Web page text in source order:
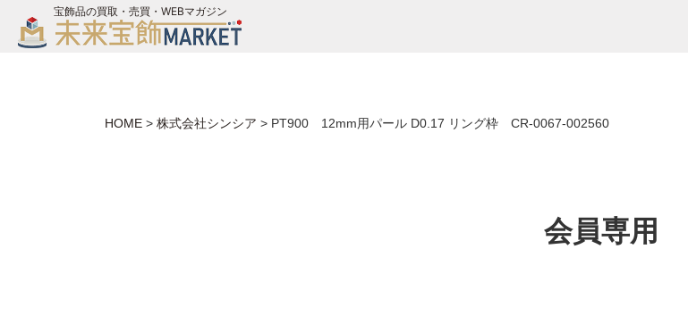
宝飾品の買取・売買・WEBマガジン
お問い合わせ
HOME > 株式会社シンシア > PT900 12mm用パール D0.17 リング枠 CR-0067-002560
会員専用